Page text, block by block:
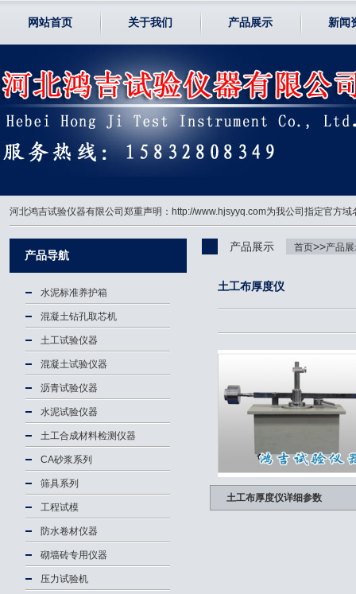
网站首页 关于我们 产品展示 新闻
河北鸿吉试验仪器有限公司郑重声明：http://www.hjsyyq.com为我公司指定官方
产品导航
水泥标准养护箱
混凝土钻孔取芯机
土工试验仪器
混凝土试验仪器
沥青试验仪器
水泥试验仪器
土工合成材料检测仪器
CA砂浆系列
筛具系列
工程试模
防水卷材仪器
砌墙砖专用仪器
压力试验机
产品展示 首页>>产品展
土工布厚度仪
土工布厚度仪详细参数